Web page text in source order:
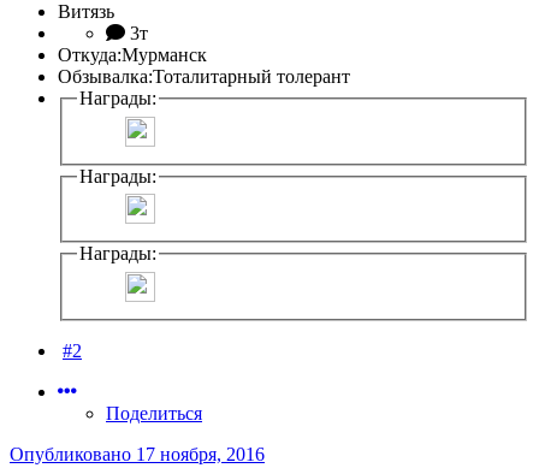
Витязь
3т
Откуда:Мурманск
Обзывалка:Тоталитарный толерант
Награды:
Награды:
Награды:
#2
Поделиться
Опубликовано 17 ноября, 2016